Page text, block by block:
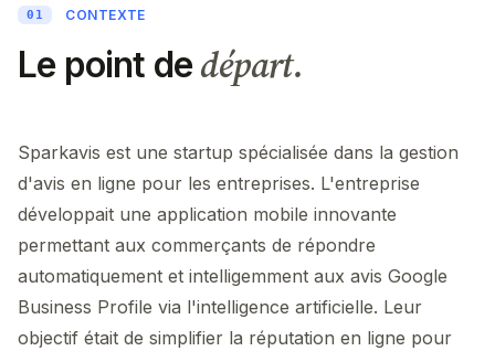
01 CONTEXTE
Le point dedépart.
Sparkavis est une startup spécialisée dans la gestion
d'avis en ligne pour les entreprises. L'entreprise
développait une application mobile innovante
permettant aux commerçants de répondre
automatiquement et intelligemment aux avis Google
Business Profile via l'intelligence artificielle. Leur
objectif était de simplifier la réputation en ligne pour